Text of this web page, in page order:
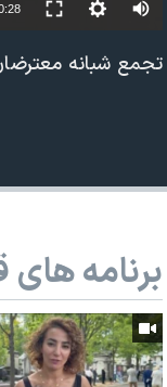
تجمع شبانه معترضان
برنامه های